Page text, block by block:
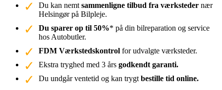
Du kan nemt sammenligne tilbud fra værksteder nær
Helsingør på Bilpleje.
Du sparer op til 50%* på din bilreparation og service
hos Autobutler.
FDM Værkstedskontrol for udvalgte værksteder.
Ekstra tryghed med 3 års godkendt garanti.
Du undgår ventetid og kan trygt bestille tid online.